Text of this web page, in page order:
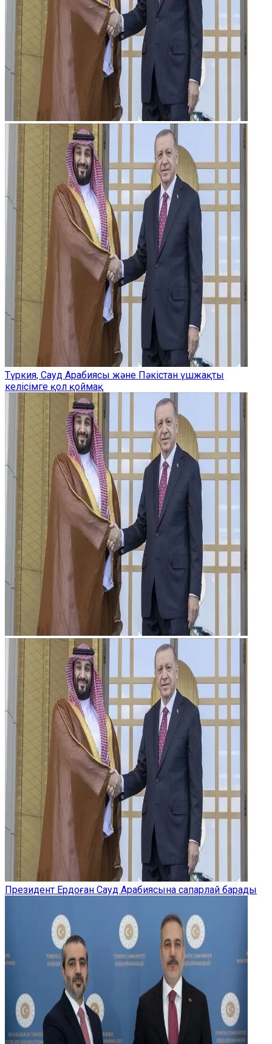
Түркия, Сауд Арабиясы және Пәкістан үшжақты
келісімге қол қоймақ
Президент Ердоған Сауд Арабиясына сапарлай барады